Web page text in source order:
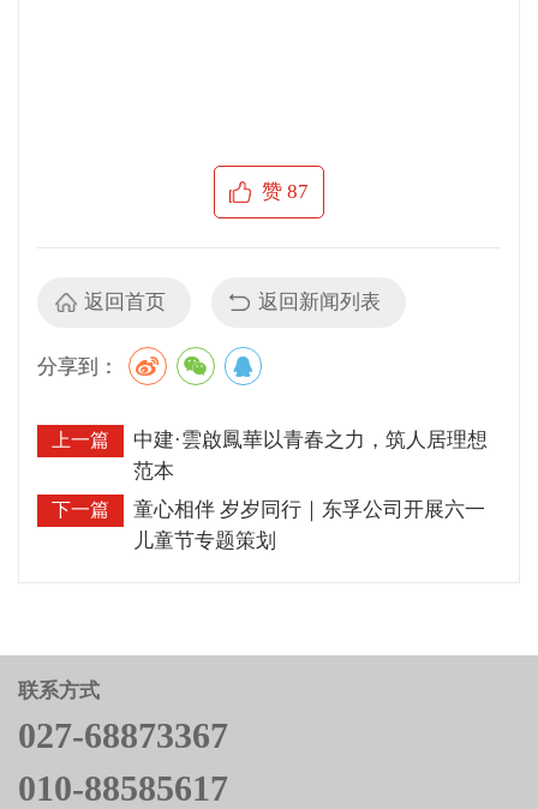
赞 87
返回首页 返回新闻列表
分享到：
上一篇
中建·雲啟鳳華以青春之力，筑人居理想
范本
下一篇
童心相伴 岁岁同行｜东孚公司开展六一
儿童节专题策划
联系方式
027-68873367
010-88585617